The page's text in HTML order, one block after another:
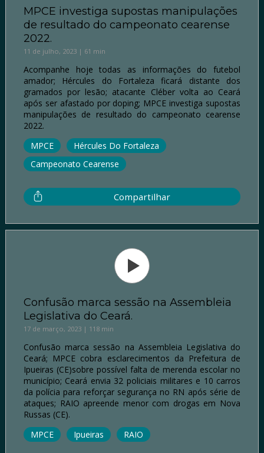
MPCE investiga supostas manipulações
de resultado do campeonato cearense
2022.
11 de julho, 2023 | 61 min
Acompanhe hoje todas as informações do futebol
amador; Hércules do Fortaleza ficará distante dos
gramados por lesão; atacante Cléber volta ao Ceará
após ser afastado por doping; MPCE investiga supostas
manipulações de resultado do campeonato cearense
2022.
MPCE
Hércules Do Fortaleza
Campeonato Cearense
Compartilhar
Confusão marca sessão na Assembleia
Legislativa do Ceará.
17 de março, 2023 | 118 min
Confusão marca sessão na Assembleia Legislativa do
Ceará; MPCE cobra esclarecimentos da Prefeitura de
Ipueiras (CE)sobre possível falta de merenda escolar no
município; Ceará envia 32 policiais militares e 10 carros
da polícia para reforçar segurança no RN após série de
ataques; RAIO apreende menor com drogas em Nova
Russas (CE).
MPCE
Ipueiras RAIO